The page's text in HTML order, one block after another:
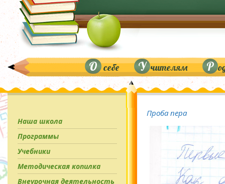
О себе У чителям Р
Наша школа
Программы
Учебники
Методическая копилка
Внеурочная деятельность
Проба пера